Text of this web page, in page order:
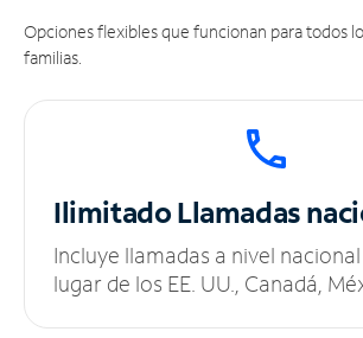
Opciones flexibles que funcionan para todos
familias.
IlimitadoLlamadas
Incluye llamadas a nivel
lugar de los EE. UU., Canadá,